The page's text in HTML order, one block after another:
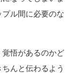
ル間に必要のな
悟があるのかど
んと伝わるよう